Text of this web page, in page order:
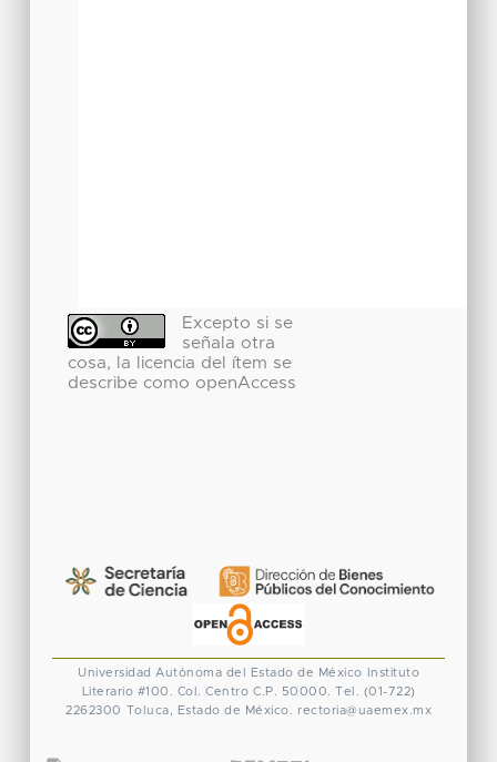
Excepto si se
señala otra
cosa, la licencia del ítem se
describe como openAccess
Universidad Autónoma del Estado de México
Instituto
Literario #100. Col. Centro C.P. 50000. Tel. (01-722)
2262300 Toluca, Estado de México. rectoria@uaemex.mx